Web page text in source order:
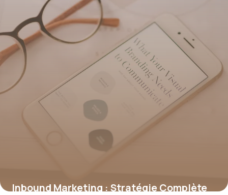
Inbound Marketing : Stratégie Complète